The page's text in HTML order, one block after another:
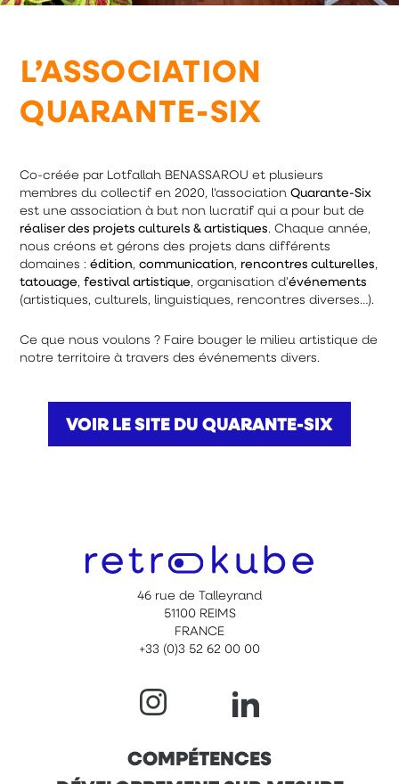
L’ASSOCIATION
QUARANTE-SIX
Co-créée par Lotfallah BENASSAROU et plusieurs
membres du collectif en 2020, l'associationQuarante-Six
est une association à but non lucratif qui a pour but de
réaliser des projets culturels & artistiques. Chaque année,
nous créons et gérons des projets dans différents
domaines :édition,communication, rencontres culturelles,
tatouage,festival artistique, organisation d’événements
(artistiques, culturels, linguistiques, rencontres diverses…).
Ce que nous voulons ? Faire bouger le milieu artistique de
notre territoire à travers des événements divers.
VOIR LE SITE DU QUARANTE-SIX
46 rue de Talleyrand
51100 REIMS
FRANCE
+33 (0)3 52 62 00 00
NAVIGATION
COMPÉTENCES